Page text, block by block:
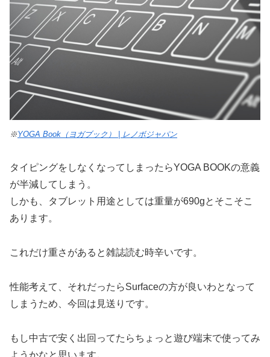
※YOGA Book（ヨガブック） | レノボジャパン
タイピングをしなくなってしまったらYOGA BOOKの意義
が半減してしまう。
しかも、タブレット用途としては重量が690gとそこそこ
あります。
これだけ重さがあると雑誌読む時辛いです。
性能考えて、それだったらSurfaceの方が良いわとなって
しまうため、今回は見送りです。
もし中古で安く出回ってたらちょっと遊び端末で使ってみ
ようかなと思います。